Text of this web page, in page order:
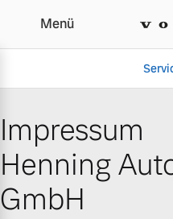
Menü
Impressum
Henning
GmbH